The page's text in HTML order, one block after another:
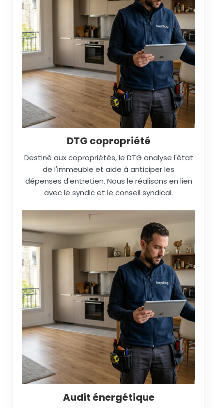
DTG copropriété
Destiné aux copropriétés, le DTG analyse l'état
de l'immeuble et aide à anticiper les
dépenses d'entretien. Nous le réalisons en lien
avec le syndic et le conseil syndical.
Audit énergétique